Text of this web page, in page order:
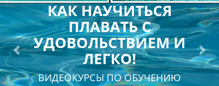
КАК НАУЧИТЬСЯ
ПЛАВАТЬ С
УДОВОЛЬСТВИЕМ И
ЛЕГКО!
ВИДЕОКУРСЫ ПО ОБУЧЕНИЮ
Previous Next